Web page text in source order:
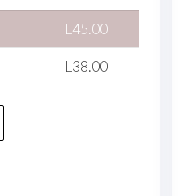
L 45.00
L 38.00